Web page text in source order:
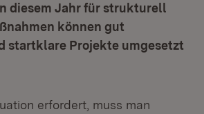
diesem Jahr für strukturell
können gut
startklare Projekte umgesetzt
erfordert, muss man